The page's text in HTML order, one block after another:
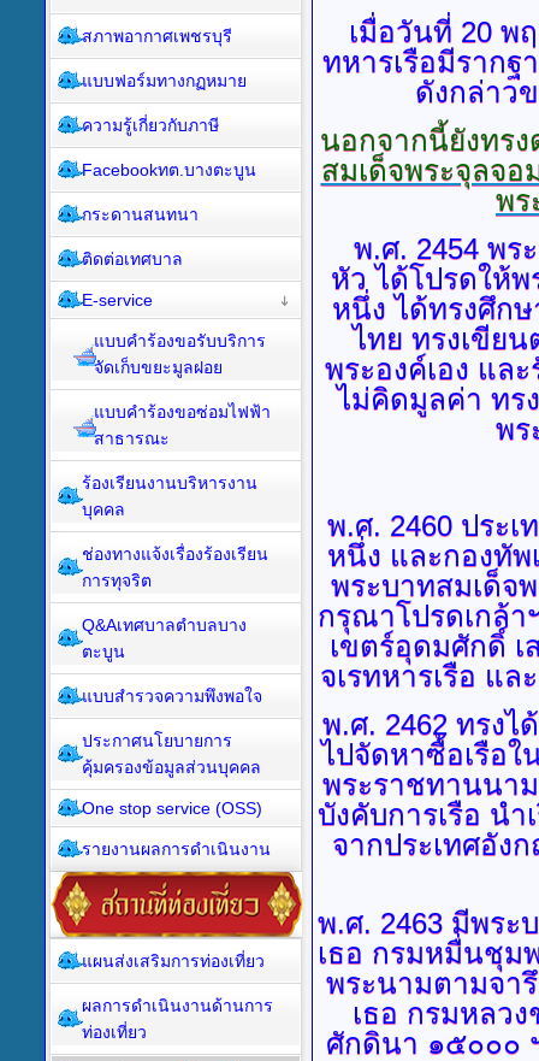
เมื่อวันที่ 20 พ
ทหารเรือมีราก
ดังกล่าว
นอกจากนี้ยังทร
สมเด็จพระจุลจอ
พร
พ.ศ. 2454 พร
หัว ได้โปรดให้
หนึ่ง ได้ทรงศึก
ไทย ทรงเขีย
พระองค์เอง แล
ไม่คิดมูลค่า ทร
พร
พ.ศ. 2460 ประ
หนึ่ง และกองทัพ
พระบาทสมเด็จ
กรุณาโปรดเกล้า
เขตร์อุดมศักดิ์
จเรทหารเรือ แ
พ.ศ. 2462 ทรงไ
ไปจัดหาซื้อเรือใ
พระราชทานนาม
บังคับการเรือ นำ
จากประเทศอัง
พ.ศ. 2463 มีพระ
เธอ กรมหมื่นชุม
พระนามตามจา
เธอ กรมหลว
ศักดินา ๑๕๐๐๐
สภาพอากาศเพชรบุรี
แบบฟอร์มทางกฏหมาย
ความรู้เกี่ยวกับภาษี
Facebookทต.บางตะบูน
กระดานสนทนา
ติดต่อเทศบาล
E-service
แบบคำร้องขอรับบริการ
จัดเก็บขยะมูลฝอย
แบบคำร้องขอซ่อมไฟฟ้า
สาธารณะ
ร้องเรียนงานบริหารงาน
บุคคล
ช่องทางแจ้งเรื่องร้องเรียน
การทุจริต
Q&Aเทศบาลตำบลบาง
ตะบูน
แบบสำรวจความพึงพอใจ
ประกาศนโยบายการ
คุ้มครองข้อมูลส่วนบุคคล
One stop service (OSS)
รายงานผลการดำเนินงาน
แผนส่งเสริมการท่องเที่ยว
ผลการดำเนินงานด้านการ
ท่องเที่ยว